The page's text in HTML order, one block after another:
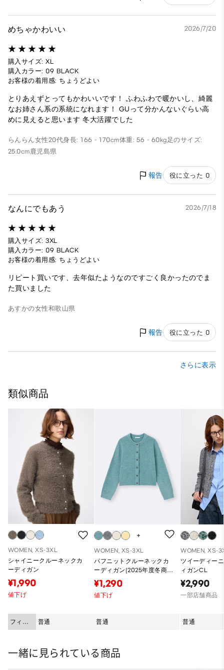
めちゃかわいい 2026/7/20
購入サイズ: XL
購入カラー: 09 BLACK
お客様の着用感: ちょうどよい
とりあえずとってもかわいいです！ ふわふわで暖かいし、綺麗
なお姉さん系の系統になれます！ GUって分かんないぐらい高
めに見えると思います 冬大活躍でした
らんらん女性20代身長: 166 - 170cm体重: 56 - 60kg足のサイズ:
25.0cm鹿児島県
報告 役に立った 0
なんにでもあう 2026/7/18
購入サイズ: 3XL
購入カラー: 09 BLACK
お客様の着用感: ちょうどよい
リピート買いです、去年似たようなのですごく良かったのでま
た買いました
あすかの女性和歌山県
報告 役に立った 0
さらに表示
類似商品
WOMEN, XS-3XL
シャイニークルーネックカ
ーディガン
¥1,990
値下げ
フィッ
ト
普通
WOMEN, XS-3XL
パフニットクルーネックカ
ーディガン(2025年度冬商
品)
¥1,290
値下げ
普通
WOMEN, XS-
ツイーディー
ィガンCL
¥2,990
一部店舗商品
普通
一緒に見られている商品